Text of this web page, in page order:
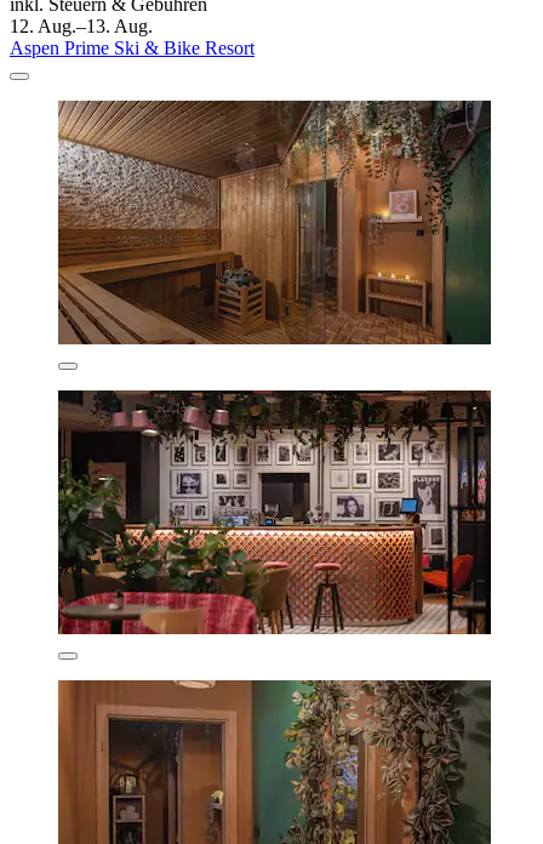
inkl. Steuern & Gebühren
12. Aug.–13. Aug.
Aspen Prime Ski & Bike Resort